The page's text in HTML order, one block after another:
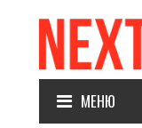
МЕНЮ